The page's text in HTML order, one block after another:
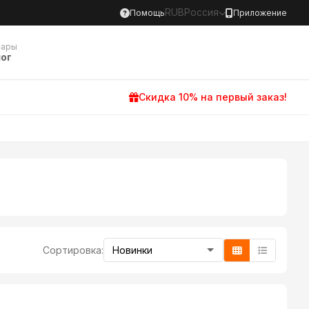
Помощь RUBРоссия Приложение
Скидка 10% на первый заказ!
Сортировка: